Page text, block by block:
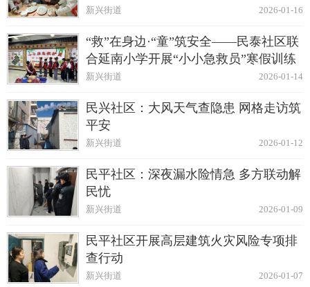
2026-01-16
新兴街道
“救”在身边·“童”筑安全——民泰社区联
合延南小学开展“小小急救员”寒假训练
营活动
2026-01-14
新兴街道
民兴社区：大风天气查隐患 网格走访筑
平安
2026-01-12
新兴街道
民平社区：深夜漏水险情急 多方联动解
民忧
2026-01-09
新兴街道
民平社区开展高层建筑火灾风险专项排
查行动
2026-01-07
新兴街道